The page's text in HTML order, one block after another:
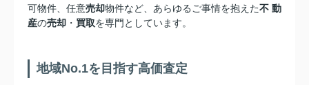
可物件、任意売却物件など、あらゆるご事情を抱えた不 動
産の売却 ・ 買取を専門としています。
地域No.1を目指す高価査定